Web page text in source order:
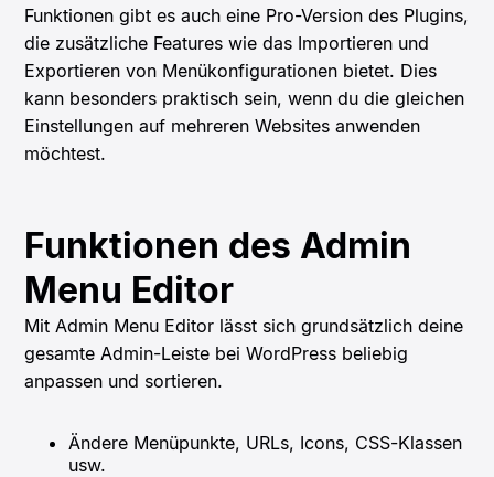
Funktionen gibt es auch eine Pro-Version des Plugins,
die zusätzliche Features wie das Importieren und
Exportieren von Menükonfigurationen bietet. Dies
kann besonders praktisch sein, wenn du die gleichen
Einstellungen auf mehreren Websites anwenden
möchtest.
Funktionen des Admin
Menu Editor
Mit Admin Menu Editor lässt sich grundsätzlich deine
gesamte Admin-Leiste bei WordPress beliebig
anpassen und sortieren.
Ändere Menüpunkte, URLs, Icons, CSS-Klassen
usw.